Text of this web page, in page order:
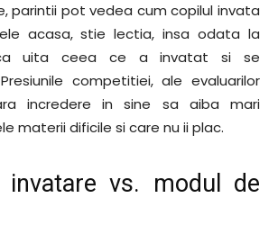
parintii pot vedea cum copilul invata
acasa, stie lectia, insa odata la
uita ceea ce a invatat si se
competitiei, ale evaluarilor
incredere in sine sa aiba mari
materii dificile si care nu ii plac.
invatare vs. modul de